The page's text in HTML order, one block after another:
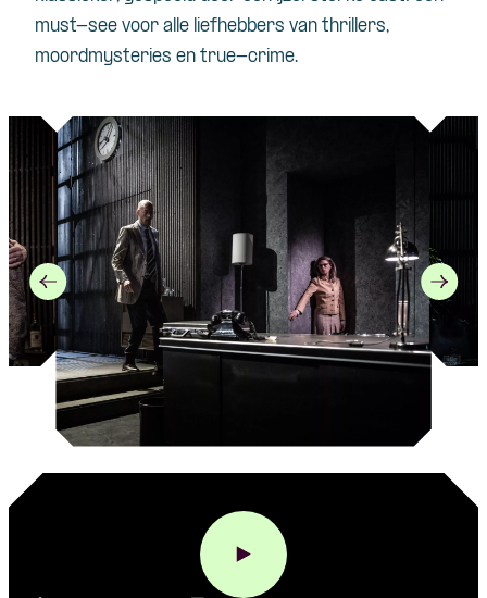
must-see voor alle liefhebbers van thrillers,
moordmysteries en true-crime.